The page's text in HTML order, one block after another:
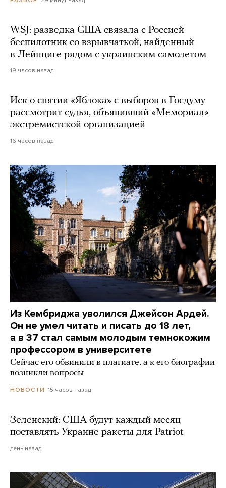
WSJ: разведка США связала с Россией
беспилотник со взрывчаткой, найденный
в Лейпциге рядом с украинским самолетом
19 часов назад
Иск о снятии «Яблока» с выборов в Госдуму
рассмотрит судья, объявивший «Мемориал»
экстремистской организацией
16 часов назад
Из Кембриджа уволился Джейсон Ардей.
Он не умел читать и писать до 18 лет,
а в 37 стал самым молодым темнокожим
профессором в университете
Сейчас его обвинили в плагиате, а к его биографии
возникли вопросы
НОВОСТИ 15 часов назад
Зеленский: США будут каждый месяц
поставлять Украине ракеты для Patriot
день назад